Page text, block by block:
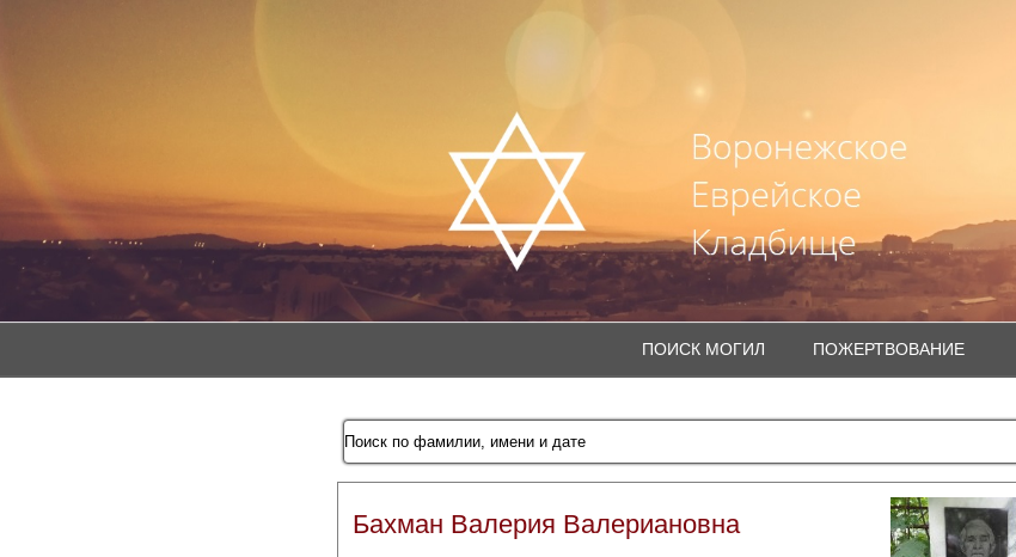
ПОИСК МОГИЛ ПОЖЕРТВОВАНИЕ
Бахман Валерия Валериановна